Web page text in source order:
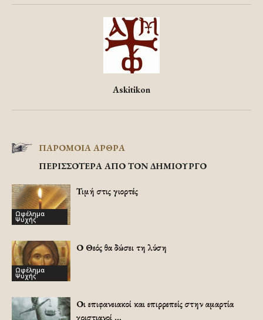
Askitikon
ΠΑΡΟΜΟΙΑ ΑΡΘΡΑ
ΠΕΡΙΣΣΟΤΕΡΑ ΑΠΟ ΤΟΝ ΔΗΜΙΟΥΡΓΟ
Ωφέλημα
Ψυχής
Τιμή στις γιορτές
Ωφέλημα
Ψυχής
Ο Θεός θα δώσει τη λύση
Οι επιφανειακοί και επιρρεπείς στην αμαρτία
χριστιανοί …